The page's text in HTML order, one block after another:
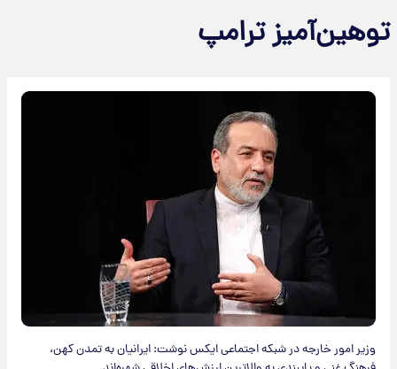
توهین‌آمیز ترامپ
وزیر امور خارجه در شبکه اجتماعی ایکس نوشت: ایرانیان به تمدن کهن،